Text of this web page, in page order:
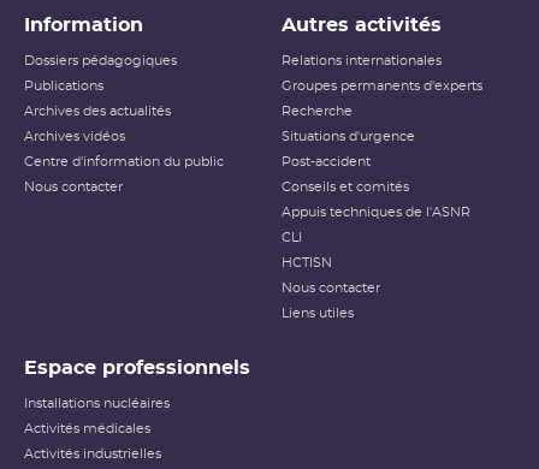
Information
Dossiers pédagogiques
Publications
Archives des actualités
Archives vidéos
Centre d'information du public
Nous contacter
Autres activités
Relations internationales
Groupes permanents d'experts
Recherche
Situations d'urgence
Post-accident
Conseils et comités
Appuis techniques de l'ASNR
CLI
HCTISN
Nous contacter
Liens utiles
Espace professionnels
Installations nucléaires
Activités médicales
Activités industrielles